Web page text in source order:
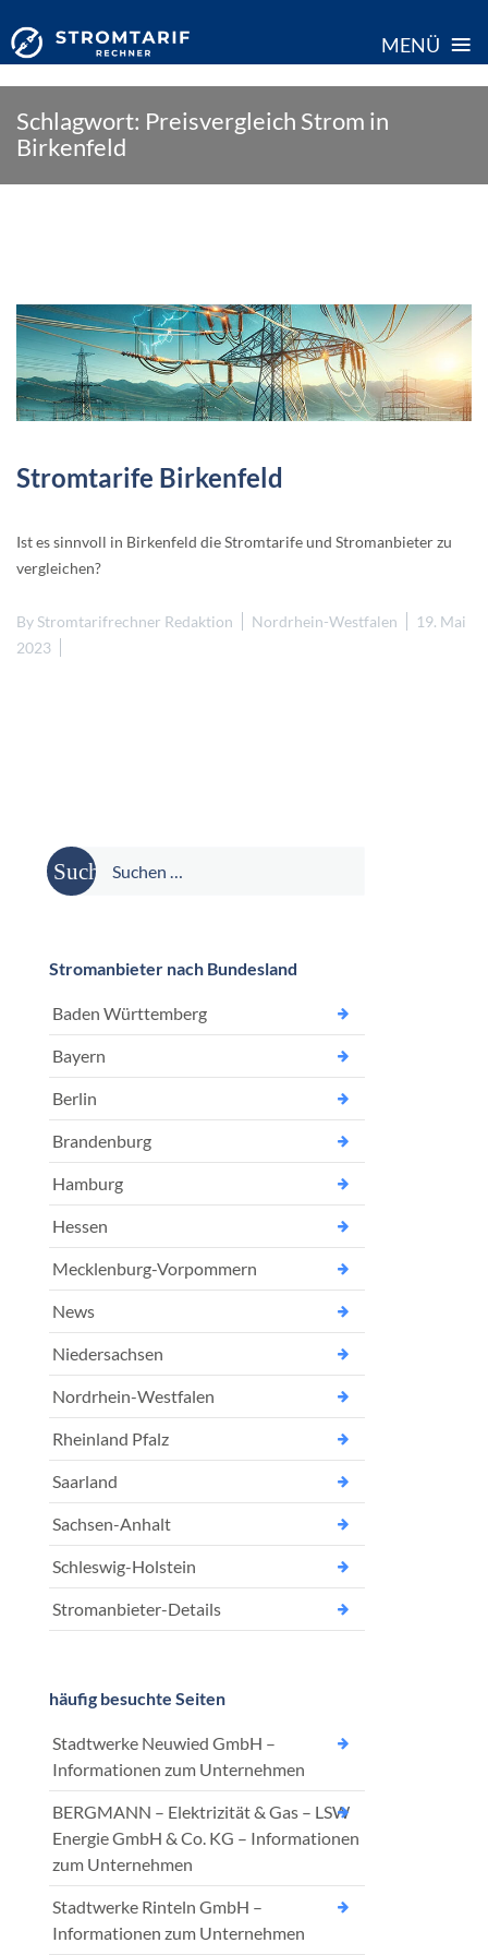
MENÜ ≡
content
Schlagwort: Preisvergleich Strom in
Birkenfeld
Stromtarife Birkenfeld
Ist es sinnvoll in Birkenfeld die Stromtarife und Stromanbieter zu
vergleichen?
By Stromtarifrechner Redaktion Nordrhein-Westfalen
19. Mai
2023
Suche
nach:
Stromanbieter nach Bundesland
Baden Württemberg
Bayern
Berlin
Brandenburg
Hamburg
Hessen
Mecklenburg-Vorpommern
News
Niedersachsen
Nordrhein-Westfalen
Rheinland Pfalz
Saarland
Sachsen-Anhalt
Schleswig-Holstein
Stromanbieter-Details
häufig besuchte Seiten
Stadtwerke Neuwied GmbH –
Informationen zum Unternehmen
BERGMANN – Elektrizität & Gas – LSW
Energie GmbH & Co. KG – Informationen
zum Unternehmen
Stadtwerke Rinteln GmbH –
Informationen zum Unternehmen